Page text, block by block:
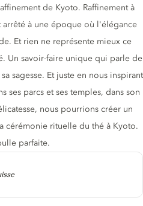
de Kyoto. Raffinement à
à une époque où l'élégance
Et rien ne représente mieux ce
Un savoir-faire unique qui parle de
sagesse. Et juste en nous inspirant
ses parcs et ses temples, dans son
nous pourrions créer un
cérémonie rituelle du thé à Kyoto.
parfaite.